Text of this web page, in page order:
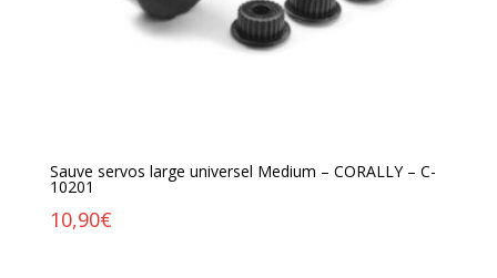
Sauve servos large universel Medium – CORALLY – C-
10201
10,90€